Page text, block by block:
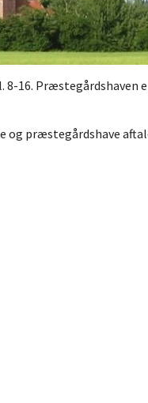
16. Præstegårdshaven
og præstegårdshave